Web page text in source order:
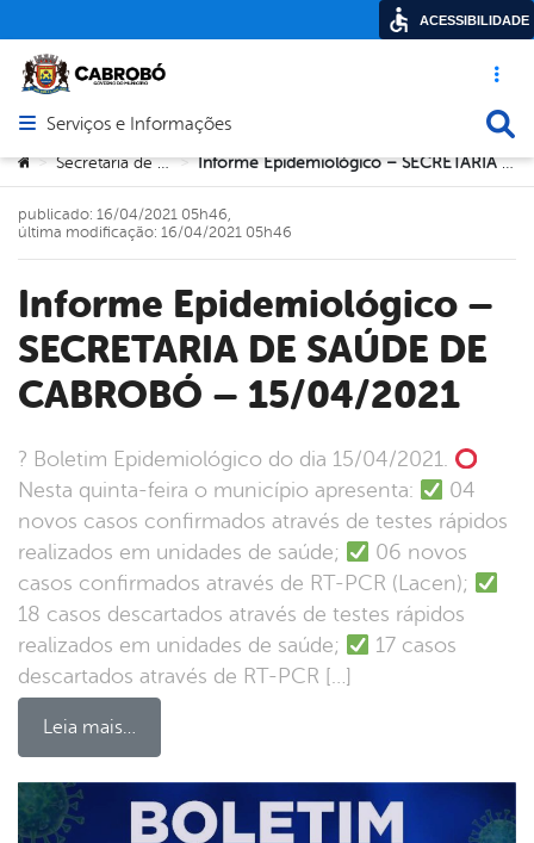
Acesso
Abrir menu principal de navegação
Serviços e Informações
Você está aqui:
> Secretaria de Saúde > Informe Epidemiológico – SECRETARIA DE SAÚDE DE CABROBÓ – 15/04/2021
Informe Epidemiológico –
SECRETARIA DE SAÚDE DE
CABROBÓ – 15/04/2021
? Boletim Epidemiológico do dia 15/04/2021.
Nesta quinta-feira o município apresenta:
04
novos casos confirmados através de testes rápidos
realizados em unidades de saúde;
06 novos
casos confirmados através de RT-PCR (Lacen);
18 casos descartados através de testes rápidos
realizados em unidades de saúde;
17 casos
descartados através de RT-PCR […]
Leia mais…
publicado: 16/04/2021 05h46,
última modificação: 16/04/2021 05h46
ACESSIBILIDADE